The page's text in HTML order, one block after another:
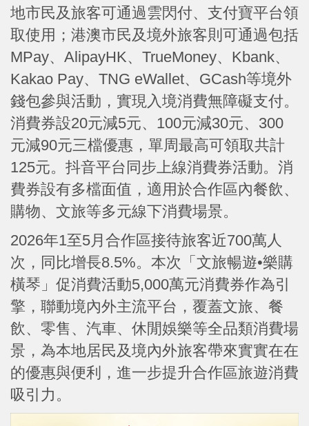
地市民及旅客可通過雲閃付、支付寶平台領
取使用；港澳市民及境外旅客則可通過包括
MPay、AlipayHK、TrueMoney、Kbank、
Kakao Pay、TNG eWallet、GCash等境外
錢包參與活動，實現入境消費無障礙支付。
消費券設20元減5元、100元減30元、300
元減90元三檔優惠，單周最高可領取共計
125元。抖音平台同步上線消費券活動。消
費券設有多檔面值，適用於合作區內餐飲、
購物、文旅等多元線下消費場景。
2026年1至5月合作區接待旅客近700萬人
次，同比增長8.5%。本次「文旅暢遊•樂購
橫琴」促消費活動5,000萬元消費券作為引
擎，聯動境內外主流平台，覆蓋文旅、餐
飲、零售、汽車、休閒娛樂等全品類消費場
景，為本地居民及境內外旅客帶來實實在在
的優惠與便利，進一步提升合作區旅遊消費
吸引力。